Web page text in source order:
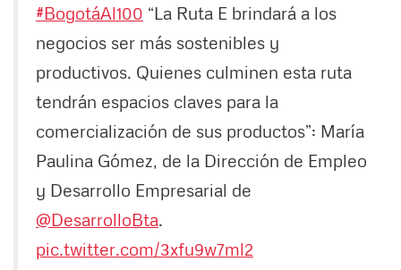
#BogotáAl100 “La Ruta E brindará a los
negocios ser más sostenibles y
productivos. Quienes culminen esta ruta
tendrán espacios claves para la
comercialización de sus productos”: María
Paulina Gómez, de la Dirección de Empleo
y Desarrollo Empresarial de
@DesarrolloBta.
pic.twitter.com/3xfu9w7ml2